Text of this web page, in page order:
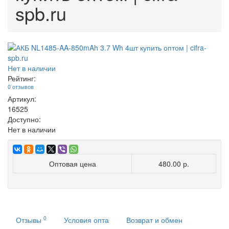
spb.ru
Нет в наличии
Рейтинг:
0 отзывов
Артикул:
16525
Доступно:
Нет в наличии
Оптовая цена 480.00 р.
Отзывы 0 Условия опта Возврат и обмен